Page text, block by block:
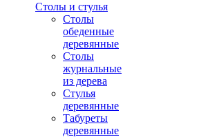
Столы и стулья
Столы
обеденные
деревянные
Столы
журнальные
из дерева
Стулья
деревянные
Табуреты
деревянные